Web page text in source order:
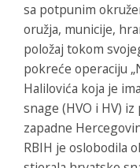
sa potpunim
oružja, municije,
položaj tokom
pokreće operaciju
Halilovića koja je
snage (HVO i HV)
zapadne
RBIH je oslobodila